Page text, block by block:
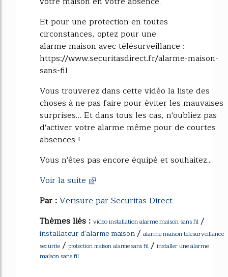
Et pour une protection en toutes
circonstances, optez pour une
alarme maison avec télésurveillance :
https://www.securitasdirect.fr/alarme-maison-
sans-fil
Vous trouverez dans cette vidéo la liste des
choses à ne pas faire pour éviter les mauvaises
surprises… Et dans tous les cas, n'oubliez pas
d'activer votre alarme même pour de courtes
absences !
Vous n'êtes pas encore équipé et souhaitez...
Voir la suite
Par :Verisure par Securitas Direct
Thèmes liés : video installation alarme maison sans fil /
installateur d'alarme maison/ alarme maison telesurveillance
securite / protection maison alarme sans fil / installer une alarme
maison sans fil